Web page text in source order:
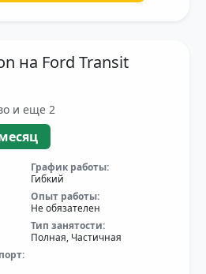
на Ford Transit
и еще 2
График работы:
Гибкий
Опыт работы:
Не обязателен
Тип занятости:
Полная, Частичная